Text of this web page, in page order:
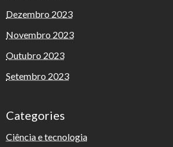
Dezembro 2023
Novembro 2023
Outubro 2023
Setembro 2023
Categories
Ciência e tecnologia